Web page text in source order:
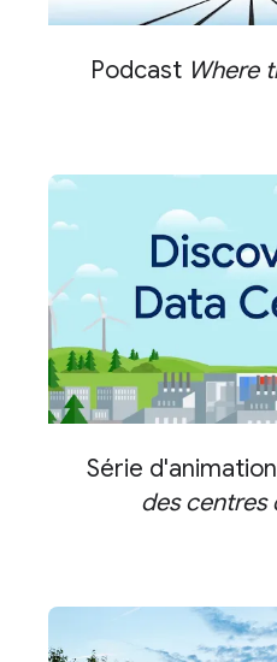
Podcast Where
Série d'animation
des centres